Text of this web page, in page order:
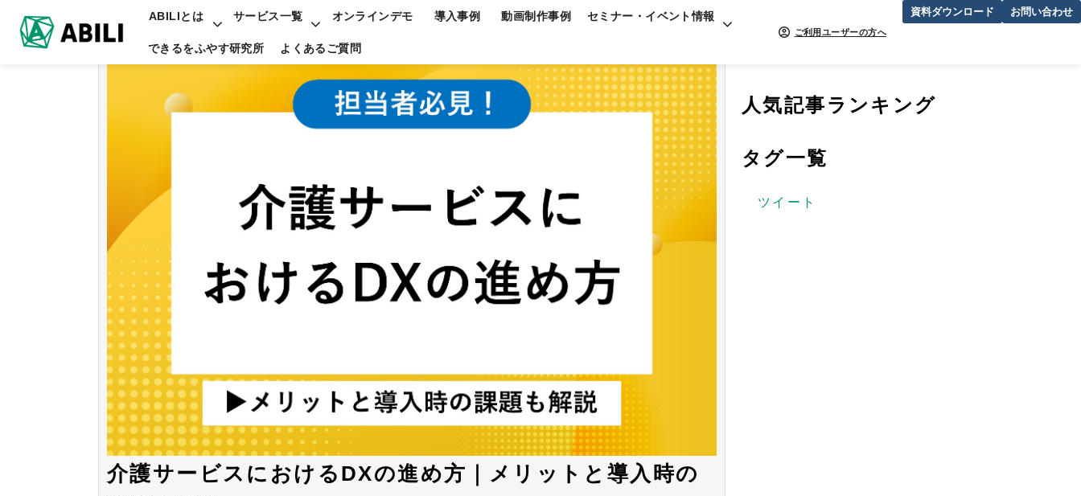
ABILIとは サービス一覧 オンラインデモ 導入事例 動画制作事例 セミナー・イベント情報
できるをふやす研究所 よくあるご質問
ご利用ユーザーの方へ
資料ダウンロード お問い合わせ
介護サービスにおけるDXの進め方｜メリットと導入時の
人気記事ランキング
タグ一覧
ツイート